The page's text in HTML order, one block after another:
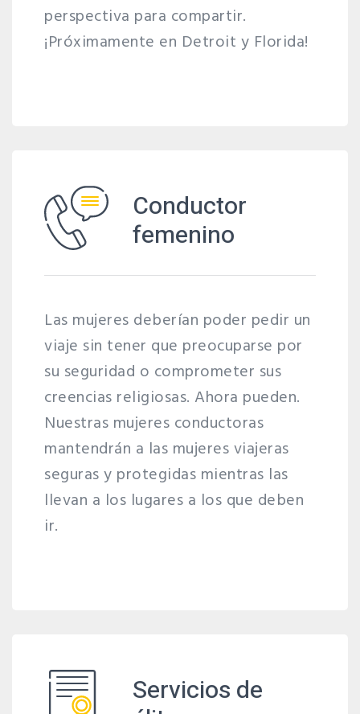
perspectiva para compartir.
¡Próximamente en Detroit y Florida!
Conductor
femenino
Las mujeres deberían poder pedir un
viaje sin tener que preocuparse por
su seguridad o comprometer sus
creencias religiosas. Ahora pueden.
Nuestras mujeres conductoras
mantendrán a las mujeres viajeras
seguras y protegidas mientras las
llevan a los lugares a los que deben
ir.
Servicios de